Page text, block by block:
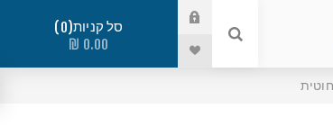
סל קניות 0
0.00 ₪